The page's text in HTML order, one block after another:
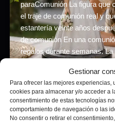
Gestionar
Para ofrecer las mejores
cookies para almacenar y/o acceder a
consentimiento de estas tecnologías
comportamiento de navegación o las
No consentir o retirar el
paraComunión La figura que
el traje de comunión real y
estantería veinte años
de comunión En una
regalos durante semanas.
Regalos Personalizados